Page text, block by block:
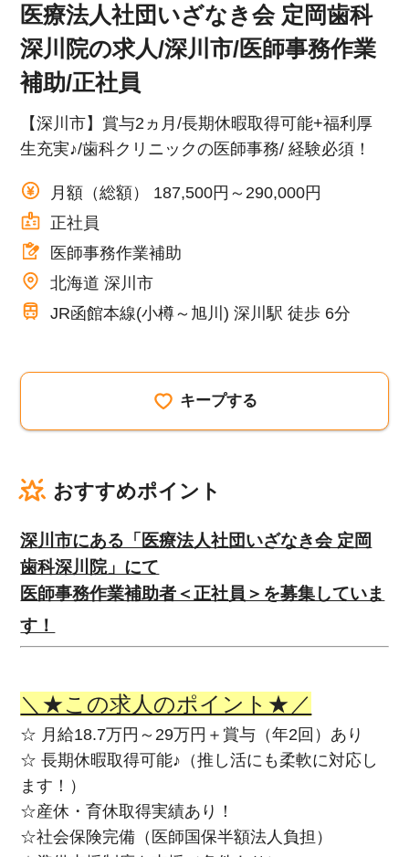
運営会社
医療法人社団いざなき会 定岡歯科
深川院の求人/深川市/医師事務作業
補助/正社員
【深川市】賞与2ヵ月/長期休暇取得可能+福利厚
生充実♪/歯科クリニックの医師事務/ 経験必須！
月額（総額） 187,500円～290,000円
正社員
医師事務作業補助
北海道 深川市
JR函館本線(小樽～旭川) 深川駅 徒歩 6分
キープする
おすすめポイント
深川市にある「医療法人社団いざなき会 定岡
歯科深川院」にて
医師事務作業補助者＜正社員＞を募集していま
す！
＼★この求人のポイント★／
☆ 月給18.7万円～29万円＋賞与（年2回）あり
☆ 長期休暇取得可能♪（推し活にも柔軟に対応し
ます！）
☆産休・育休取得実績あり！
☆社会保険完備（医師国保半額法人負担）